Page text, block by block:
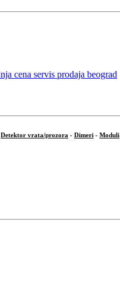
Detektor vrata/prozora - Dimeri - Moduli